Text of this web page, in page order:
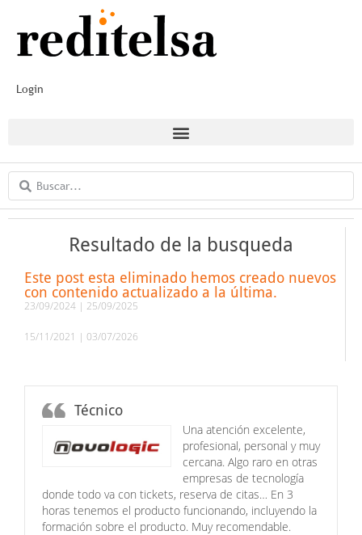
Login
Resultado de la busqueda
Este post esta eliminado hemos creado nuevos
con contenido actualizado a la última.
23/09/2024 25/09/2025
15/11/2021 03/07/2026
Técnico
Una atención excelente,
profesional, personal y muy
cercana. Algo raro en otras
empresas de tecnología
donde todo va con tickets, reserva de citas… En 3
horas tenemos el producto funcionando, incluyendo la
formación sobre el producto. Muy recomendable.